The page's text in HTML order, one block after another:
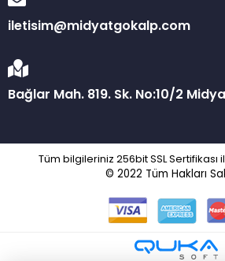
iletisim@midyatgokalp.com
Bağlar Mah. 819. Sk. No:10/2
Tüm bilgileriniz 256bit SSL Sertifikası
© 2022 Tüm Hakları